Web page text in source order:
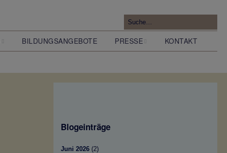
Forschung zur Geologie
BILDUNGSANGEBOTE PRESSE KONTAKT
Blogeinträge
Juni 2026 (2)